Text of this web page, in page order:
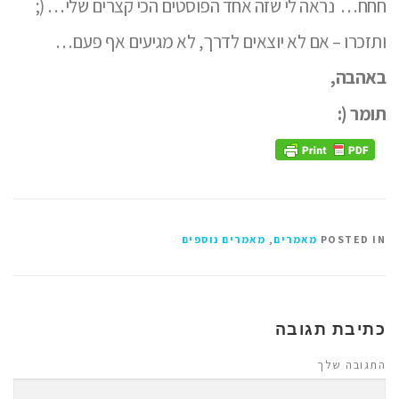
חחח… נראה לי שזה אחד הפוסטים הכי קצרים שלי… (;
ותזכרו – אם לא יוצאים לדרך, לא מגיעים אף פעם…
באהבה,
תומר (:
POSTED IN מאמרים , מאמרים נוספים
כתיבת תגובה
התגובה שלך